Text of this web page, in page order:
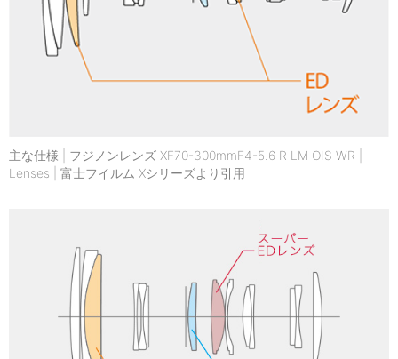
主な仕様 | フジノンレンズ XF70-300mmF4-5.6 R LM OIS WR |
Lenses | 富士フイルム Xシリーズより引用